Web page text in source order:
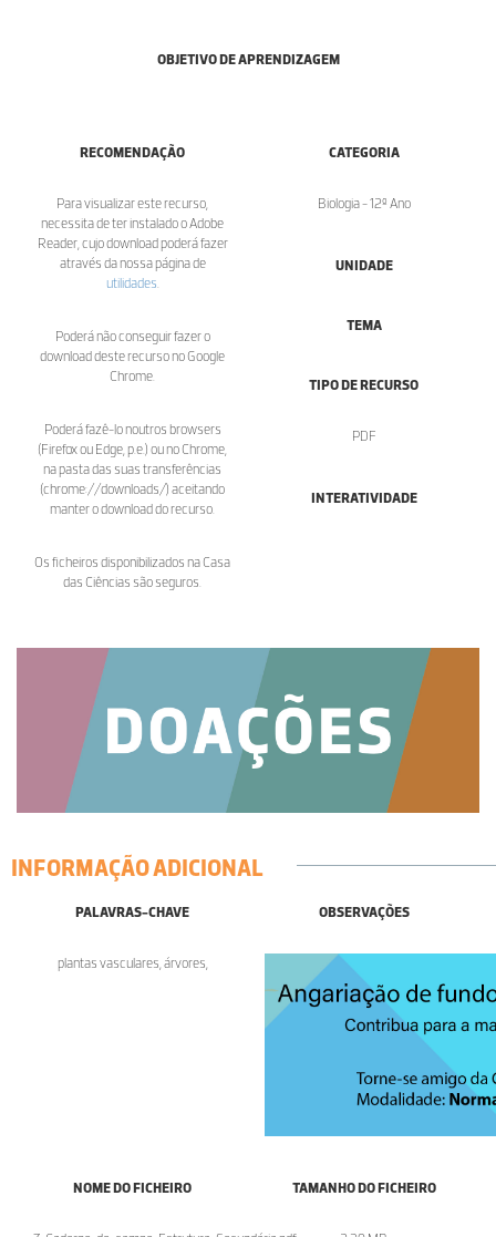
OBJETIVO DE APRENDIZAGEM
RECOMENDAÇÃO
Para visualizar este recurso,
necessita de ter instalado o Adobe
Reader, cujo download poderá fazer
através da nossa página de
utilidades.
Poderá não conseguir fazer o
download deste recurso no Google
Chrome.
Poderá fazê-lo noutros browsers
(Firefox ou Edge, p.e.) ou no Chrome,
na pasta das suas transferências
(chrome://downloads/) aceitando
manter o download do recurso.
Os ficheiros disponibilizados na Casa
das Ciências são seguros.
CATEGORIA
Biologia - 12º Ano
UNIDADE
TEMA
TIPO DE RECURSO
PDF
INTERATIVIDADE
INFORMAÇÃO ADICIONAL
PALAVRAS-CHAVE
plantas vasculares, árvores,
OBSERVAÇÕES
NOME DO FICHEIRO TAMANHO DO FICHEIRO